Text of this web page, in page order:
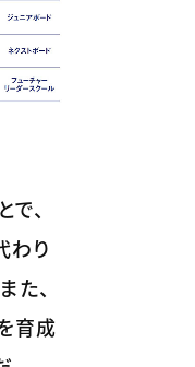
、
わり
た、
育成